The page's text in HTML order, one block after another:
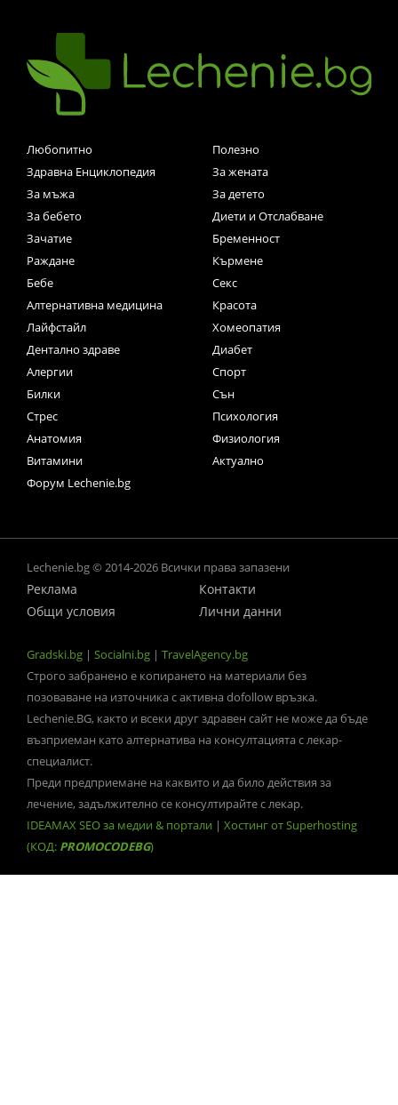
Любопитно
Полезно
Здравна Енциклопедия
За жената
За мъжа
За детето
За бебето
Диети и Отслабване
Зачатие
Бременност
Раждане
Кърмене
Бебе
Секс
Алтернативна медицина
Красота
Лайфстайл
Хомеопатия
Дентално здраве
Диабет
Алергии
Спорт
Билки
Сън
Стрес
Психология
Анатомия
Физиология
Витамини
Актуално
Форум Lechenie.bg
Lechenie.bg © 2014-2026 Всички права запазени
Реклама
Контакти
Общи условия
Лични данни
Gradski.bg | Socialni.bg | TravelAgency.bg
Строго забранено е копирането на материали без
позоваване на източника с активна dofollow връзка.
Lechenie.BG, както и всеки друг здравен сайт не може да бъде
възприеман като алтернатива на консултацията с лекар-
специалист.
Преди предприемане на каквито и да било действия за
лечение, задължително се консултирайте с лекар.
IDEAMAX SEO за медии & портали | Хостинг от Superhosting
(КОД: PROMOCODEBG)